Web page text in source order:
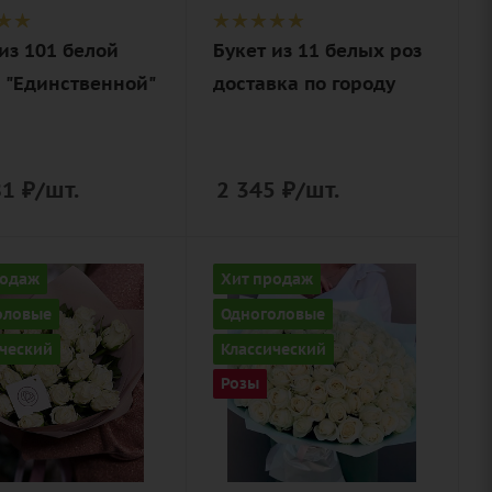
101 белой
₽/шт.
Букет из 11 белых роз
доставка по городу
2 345 ₽/шт.
Хит продаж
Одноголовые
Классический
Розы
Количество
101
Цвет
белый
Описание
роза, лента,
дизайнерская
упаковка